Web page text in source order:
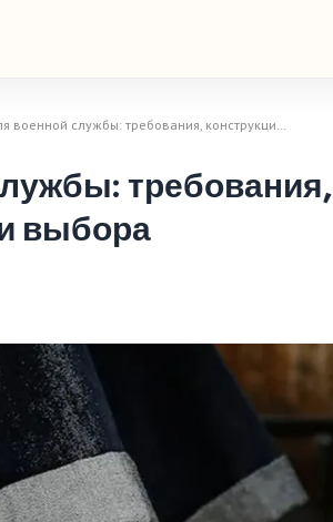
военной службы: требования, конструкци…
требования,
выбора